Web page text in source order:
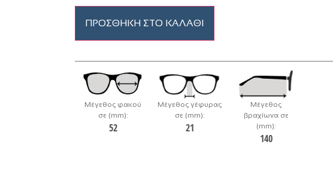
ΠΡΟΣΘΉΚΗ ΣΤΟ ΚΑΛΆΘΙ
Μέγεθος φακού
σε (mm):
52
Μέγεθος γέφυρας
σε (mm):
21
Μέγεθος
βραχίωνα σε
(mm):
140